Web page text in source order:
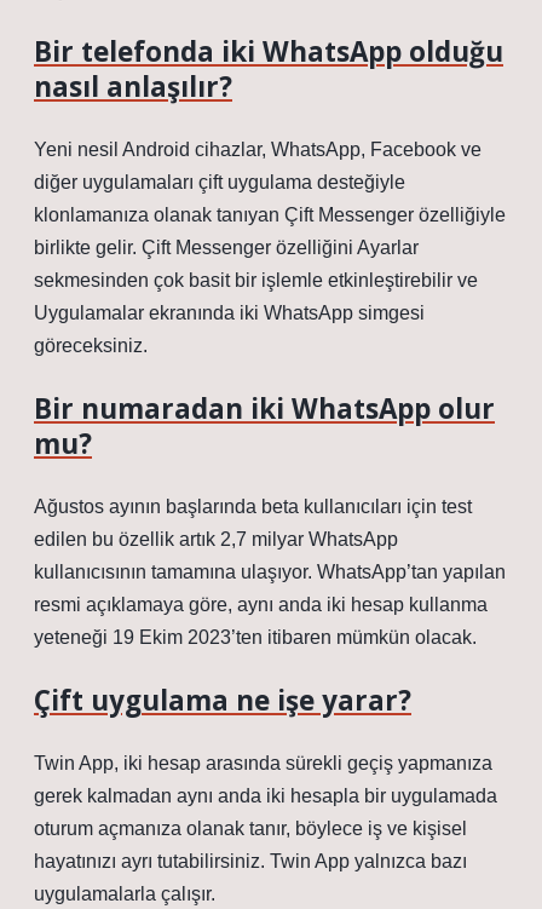
Bir telefonda iki WhatsApp olduğu
nasıl anlaşılır?
Yeni nesil Android cihazlar, WhatsApp, Facebook ve
diğer uygulamaları çift uygulama desteğiyle
klonlamanıza olanak tanıyan Çift Messenger özelliğiyle
birlikte gelir. Çift Messenger özelliğini Ayarlar
sekmesinden çok basit bir işlemle etkinleştirebilir ve
Uygulamalar ekranında iki WhatsApp simgesi
göreceksiniz.
Bir numaradan iki WhatsApp olur
mu?
Ağustos ayının başlarında beta kullanıcıları için test
edilen bu özellik artık 2,7 milyar WhatsApp
kullanıcısının tamamına ulaşıyor. WhatsApp’tan yapılan
resmi açıklamaya göre, aynı anda iki hesap kullanma
yeteneği 19 Ekim 2023’ten itibaren mümkün olacak.
Çift uygulama ne işe yarar?
Twin App, iki hesap arasında sürekli geçiş yapmanıza
gerek kalmadan aynı anda iki hesapla bir uygulamada
oturum açmanıza olanak tanır, böylece iş ve kişisel
hayatınızı ayrı tutabilirsiniz. Twin App yalnızca bazı
uygulamalarla çalışır.